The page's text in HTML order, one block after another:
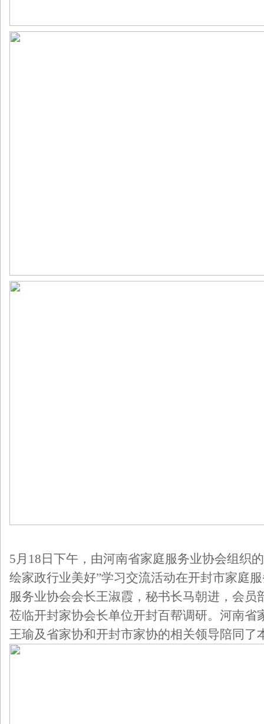
5月18日下午，由河南省家庭服务业协会组织
绘家政行业美好”学习交流活动在开封市家庭
服务业协会会长王淑霞，秘书长马朝进，会员
莅临开封家协会长单位开封百帮调研。河南省
王瑜及省家协和开封市家协的相关领导陪同了